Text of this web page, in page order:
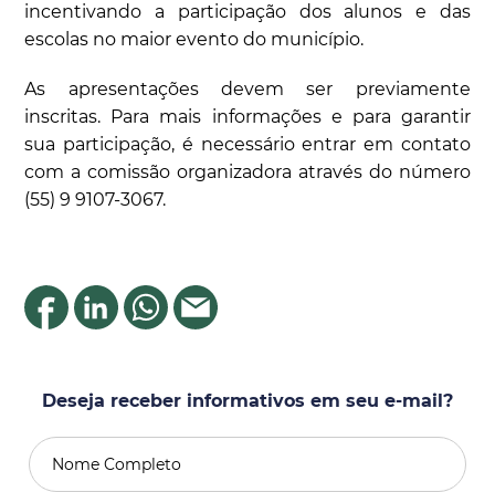
incentivando a participação dos alunos e das
escolas no maior evento do município.
As apresentações devem ser previamente
inscritas. Para mais informações e para garantir
sua participação, é necessário entrar em contato
com a comissão organizadora através do número
(55) 9 9107-3067.
Deseja receber informativos em seu e-mail?